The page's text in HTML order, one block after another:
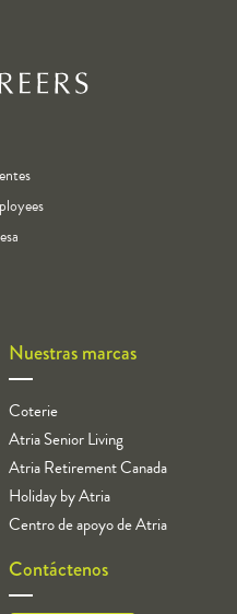
Nuestras marcas
Coterie
Atria Senior Living
Atria Retirement Canada
Holiday by Atria
Centro de apoyo de Atria
Contáctenos